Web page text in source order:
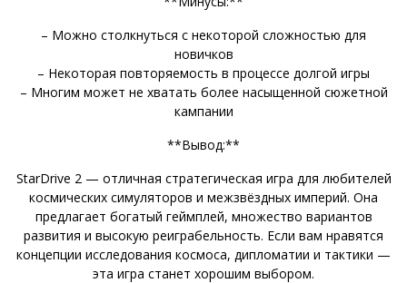
– Можно столкнуться с некоторой сложностью для
новичков
– Некоторая повторяемость в процессе долгой игры
– Многим может не хватать более насыщенной сюжетной
кампании
**Вывод:**
StarDrive 2 — отличная стратегическая игра для любителей
космических симуляторов и межзвёздных империй. Она
предлагает богатый геймплей, множество вариантов
развития и высокую реиграбельность. Если вам нравятся
концепции исследования космоса, дипломатии и тактики —
эта игра станет хорошим выбором.